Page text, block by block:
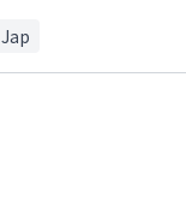
Jap